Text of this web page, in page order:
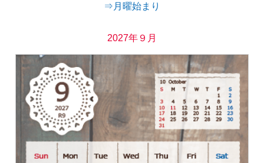
⇒月曜始まり
2027年９月